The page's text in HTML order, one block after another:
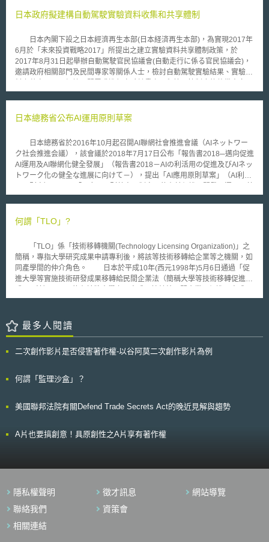
器，以影像通話，透過同步影像有溝通可能性係為必要要件。 此一改
性、安全性之考量下，且符合一定要件前提而為線上診療時，以「線上診療
費」、「線上醫學管理費」等給付項目為給付。 因應此一改訂，厚生
勞動省於本年3月30日發布並下達「線上診療適切實施指針」(醫政發0330
第46號)，本指針係從醫師法第20條禁止無診察診療及個人資料保護法，與
線上診療之關係為出發，就到目前為止厚生勞動省發出的通知或事務聯絡等
上診療應具備之體制事項；3.其他線上診療關連事項。各自訂出「最低限度
明確不違反醫師法第20條規定所必要。
日本政府擬建構自動駕駛實驗資料收集和共享體制
日本內閣下設之日本經濟再生本部(日本経済再生本部)，為實現2017年
6月於「未來投資戰略2017」所提出之建立實驗資料共享體制政策，於
2017年8月31日起舉辦自動駕駛官民協議會(自動走行に係る官民協議会)，
邀請政府相關部門及民間專家等關係人士，檢討自動駕駛實驗結果、實驗資
預計於年內針對複雜的駕駛環境制定共通指標，以釐清哪些資料是應收集之
計在未來幾次會議中，針對應收集之實驗資料、標準格式、體制、實驗計畫
果，其結果將與明年度之成長戰略一同反映於「官民ITS‧構想藍圖」(官民
ITS構想・ロードマップ)中。
日本總務省公布AI運用原則草案
日本總務省於2016年10月起召開AI聯網社會推進會議（AIネットワー
ク社会推進会議），該會議於2018年7月17日公布「報告書2018─邁向促進
AI運用及AI聯網化健全發展」（報告書2018－AIの利活用の促進及びAIネッ
トワーク化の健全な進展に向けて－），提出「AI應用原則草案」（AI利活
由AI聯網環境健全發展，實現以人為中心之「智連社會」（Wisdom
者、最終利用者（以利用AI系統和服務為業）、AI網路服務提供者、離線AI
者和開發者；草案內並根據上開規範對象間關係，整理各種AI運用情境，最
終提出「適當利用」、「適當學習」、「合作」、「安全」、「資安」、
「隱私」、「尊嚴自律」、「公平性」、「透明性」、「歸責」等十大AI應
用原則。總務省表示將持續檢討完善AI應用原則草案細節，以「利用手冊」
等形式公布，提供民眾參考。 行政院於2018年初推出「台灣AI行動計
何謂「TLO」?
「TLO」係「技術移轉機關(Technology Licensing Organization)」之
簡稱，專指大學研究成果申請專利後，將該等技術移轉給企業等之機關，如
同產學間的仲介角色。 日本於平成10年(西元1998年)5月6日通過「促
進大學等實施技術研發成果移轉給民間企業法（簡稱大學等技術移轉促進法
之實用化。 在承認TLO存在之同時，日本做了以下法令之配套：依據
金及專利申請審查手續費用減免1/2、產業競爭力強化法第19規定，若國家
委託之研發成果，歸屬於受託者時，該研發成果之移轉授權不須經國家之承
小企業透過TLO取得研究成果之授權時，得降低中小企業投資育成株式会社
最多人閱讀
二次創作影片是否侵害著作權-以谷阿莫二次創作影片為例
何謂「監理沙盒」？
美國聯邦法院有關Defend Trade Secrets Act的晚近見解與趨勢
A片也要搞創意！具原創性之A片享有著作權
隱私權聲明 徵才訊息
網站導覽
聯絡我們
資策會
相關連結